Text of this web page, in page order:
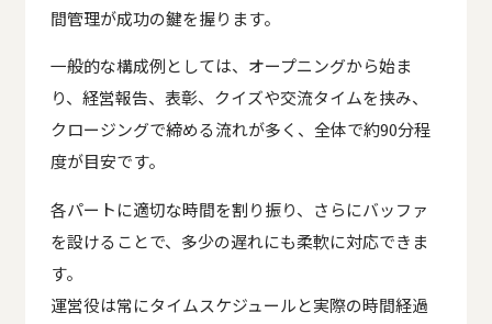
間管理が成功の鍵を握ります。
一般的な構成例としては、オープニングから始ま
り、経営報告、表彰、クイズや交流タイムを挟み、
クロージングで締める流れが多く、全体で約90分程
度が目安です。
各パートに適切な時間を割り振り、さらにバッファ
を設けることで、多少の遅れにも柔軟に対応できま
す。
運営役は常にタイムスケジュールと実際の時間経過